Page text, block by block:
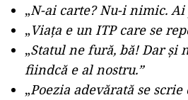
„N-ai carte? Nu-i nimic. Ai
„Viața e un ITP care se
„Statul ne fură, bă! Dar
fiindcă e al nostru.”
„Poezia adevărată se